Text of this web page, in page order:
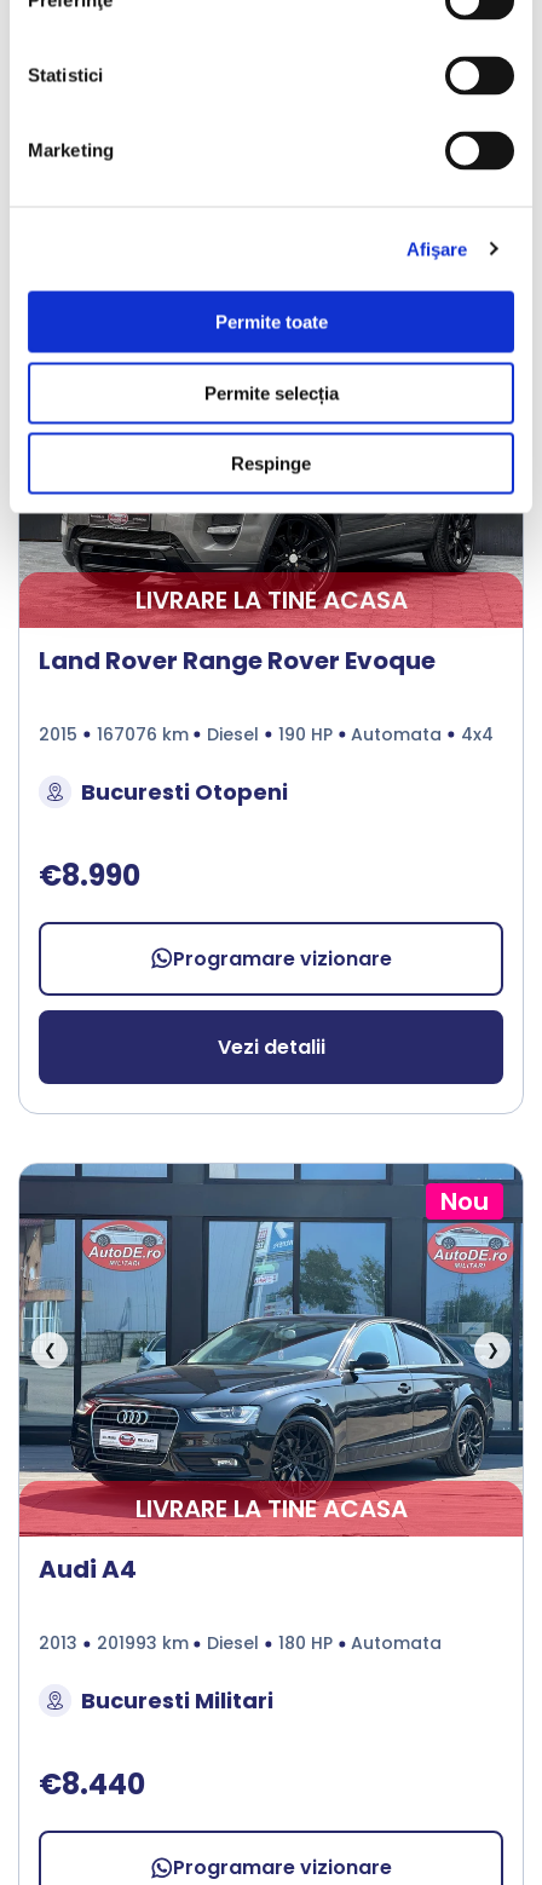
Statistici
Marketing
Afişare
Permite toate
Permite selecția
Respinge
Nou
❮ ❯
LIVRARE LA TINE ACASA
Land Rover Range Rover Evoque
2015 167076 km Diesel 190 HP Automata 4x4
Bucuresti Otopeni
€8.990
Programare vizionare
Vezi detalii
Nou
❮ ❯
LIVRARE LA TINE ACASA
Audi A4
2013 201993 km Diesel 180 HP Automata
Bucuresti Militari
€8.440
Programare vizionare